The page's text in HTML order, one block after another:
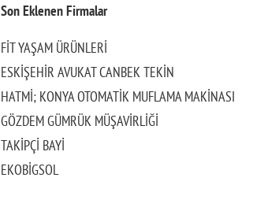
Son Eklenen Firmalar
FİT YAŞAM ÜRÜNLERİ
ESKİŞEHİR AVUKAT CANBEK TEKİN
HATMİ; KONYA OTOMATİK MUFLAMA MAKİNASI
GÖZDEM GÜMRÜK MÜŞAVİRLİĞİ
TAKİPÇİ BAYİ
EKOBİGSOL